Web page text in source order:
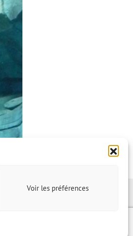
Voir les préférences